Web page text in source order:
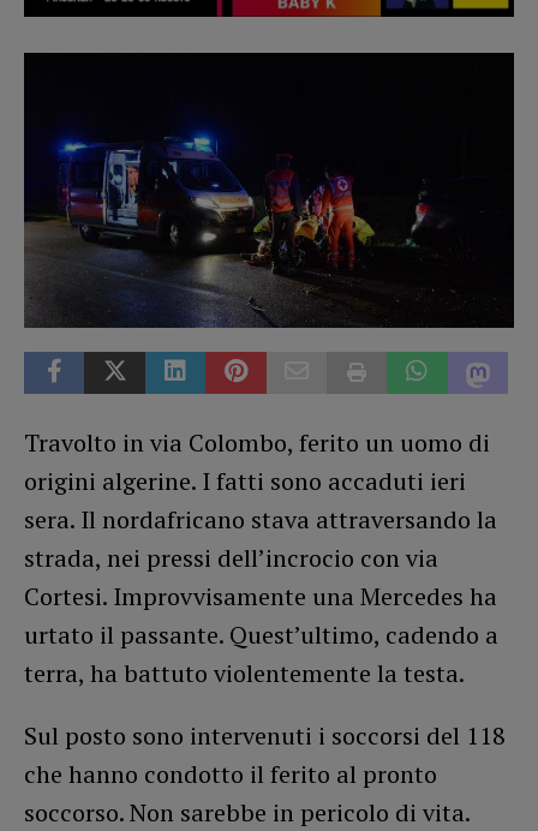
Travolto in via Colombo, ferito un uomo di
origini algerine. I fatti sono accaduti ieri
sera. Il nordafricano stava attraversando la
strada, nei pressi dell’incrocio con via
Cortesi. Improvvisamente una Mercedes ha
urtato il passante. Quest’ultimo, cadendo a
terra, ha battuto violentemente la testa.
Sul posto sono intervenuti i soccorsi del 118
che hanno condotto il ferito al pronto
soccorso. Non sarebbe in pericolo di vita.